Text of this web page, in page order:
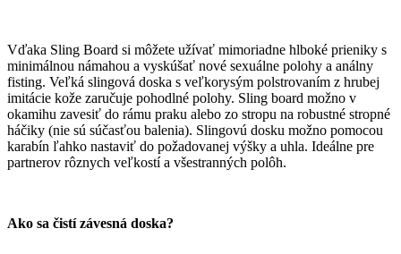
Vďaka Sling Board si môžete užívať mimoriadne hlboké prieniky s
minimálnou námahou a vyskúšať nové sexuálne polohy a análny
fisting. Veľká slingová doska s veľkorysým polstrovaním z hrubej
imitácie kože zaručuje pohodlné polohy. Sling board možno v
okamihu zavesiť do rámu praku alebo zo stropu na robustné stropné
háčiky (nie sú súčasťou balenia). Slingovú dosku možno pomocou
karabín ľahko nastaviť do požadovanej výšky a uhla. Ideálne pre
partnerov rôznych veľkostí a všestranných polôh.
Ako sa čistí závesná doska?